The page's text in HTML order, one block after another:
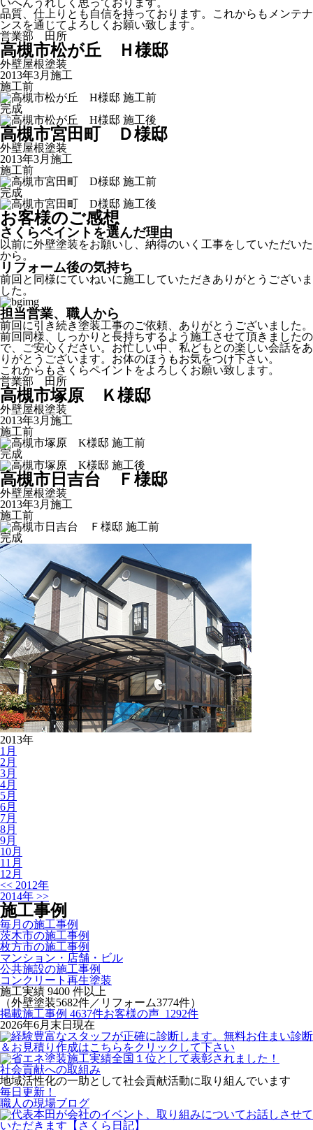
いへんうれしく思っております。
品質、仕上りとも自信を持っております。これからもメンテナ
ンスを通じてよろしくお願い致します。
営業部 田所
高槻市松が丘 Ｈ様邸
外壁屋根塗装
2013年3月施工
施工前
完成
高槻市宮田町 Ｄ様邸
外壁屋根塗装
2013年3月施工
施工前
完成
お客様のご感想
さくらペイントを選んだ理由
以前に外壁塗装をお願いし、納得のいく工事をしていただいた
から。
リフォーム後の気持ち
前回と同様にていねいに施工していただきありがとうございま
した。
担当営業、職人から
前回に引き続き塗装工事のご依頼、ありがとうございました。
前回同様、しっかりと長持ちするよう施工させて頂きましたの
で、ご安心ください。お忙しい中、私どもとの楽しい会話をあ
りがとうございます。お体のほうもお気をつけ下さい。
これからもさくらペイントをよろしくお願い致します。
営業部 田所
高槻市塚原 Ｋ様邸
外壁屋根塗装
2013年3月施工
施工前
完成
高槻市日吉台 Ｆ様邸
外壁屋根塗装
2013年3月施工
施工前
完成
2013年
1 月
2 月
3月
4月
5月
6月
7月
8月
9月
10月
11 月
12 月
<< 2012年
2014年 >>
施工事例
毎月の施工事例
茨木市の施工事例
枚方市の施工事例
マンション・店舗・ビル
公共施設の施工事例
コンクリート再生塗装
施工実績 9400 件以上
（外壁塗装5682件／リフォーム3774件）
掲載施工事例 4637件お客様の声 1292件
2026年6月末日現在
社会貢献への取組み
地域活性化の一助として社会貢献活動に取り組んでいます
毎日更新！
職人の現場ブログ